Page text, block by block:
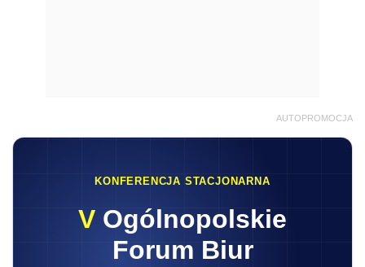
AUTOPROMOCJA
KONFERENCJA STACJONARNA
V Ogólnopolskie
Forum Biur